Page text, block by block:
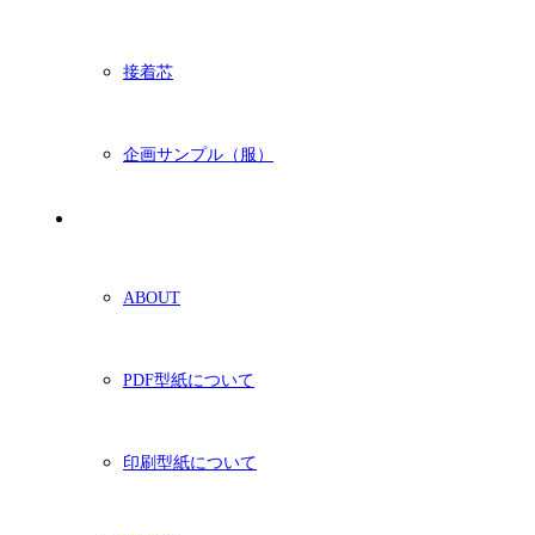
接着芯
企画サンプル（服）
ABOUT
PDF型紙について
印刷型紙について